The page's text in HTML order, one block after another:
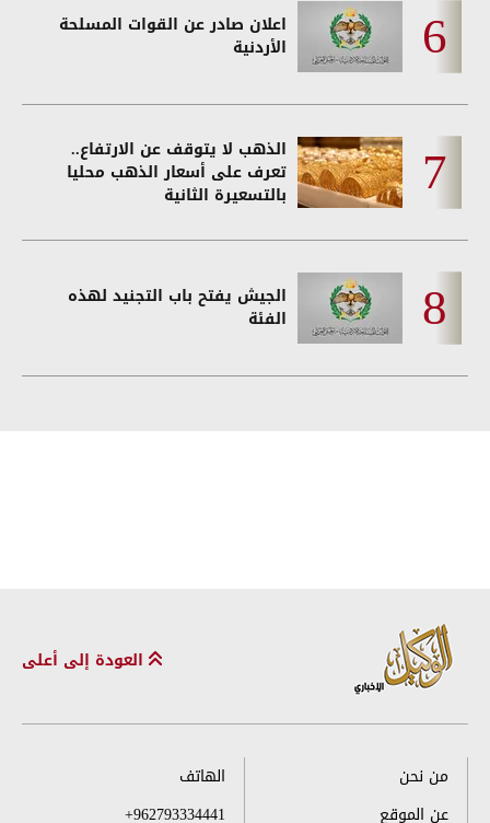
اعلان صادر عن القوات المسلحة
الأردنية
الذهب لا يتوقف عن الارتفاع..
تعرف على أسعار الذهب محليا
بالتسعيرة الثانية
الجيش يفتح باب التجنيد لهذه
الفئة
العودة إلى أعلى
من نحن
عن الموقع
الهاتف
+962793334441